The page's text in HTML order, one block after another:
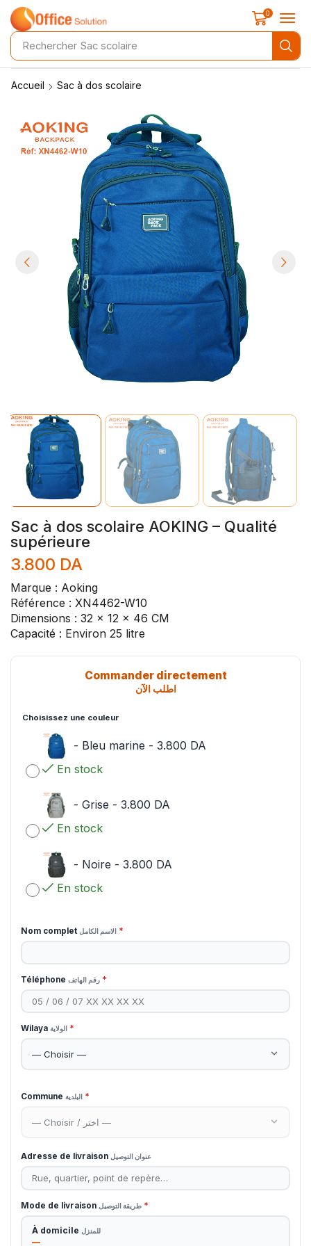
Rechercher Sac scolaire
0
Accueil Sac à dos scolaire
Sac à dos scolaire AOKING – Qualité
supérieure
3.800 DA
Marque : Aoking
Référence : XN4462-W10
Dimensions : 32 x 12 x 46 CM
Capacité : Environ 25 litre
Commander directement
اطلب الآن
Choisissez une couleur
- Bleu marine - 3.800 DA
En stock
- Grise - 3.800 DA
En stock
- Noire - 3.800 DA
En stock
Nom complet الاسم الكامل *
Téléphone رقم الهاتف *
Wilaya الولاية *
Commune البلدية *
Adresse de livraison عنوان التوصيل
Mode de livraison طريقة التوصيل *
À domicile للمنزل
—